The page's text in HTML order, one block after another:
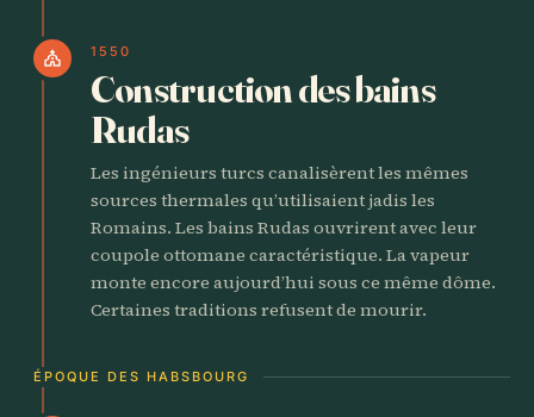
church 1550
Construction des bains
Rudas
Les ingénieurs turcs canalisèrent les mêmes
sources thermales qu’utilisaient jadis les
Romains. Les bains Rudas ouvrirent avec leur
coupole ottomane caractéristique. La vapeur
monte encore aujourd’hui sous ce même dôme.
Certaines traditions refusent de mourir.
ÉPOQUE DES HABSBOURG